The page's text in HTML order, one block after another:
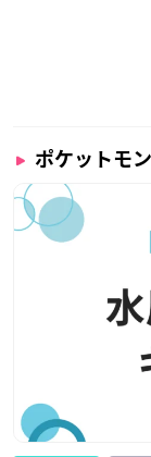
ポケットモ